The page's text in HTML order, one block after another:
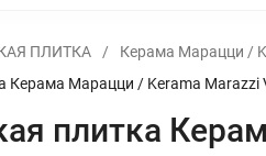
ПЛИТКА /
Керама Марацци /
Керама Марацци / Kerama
плитка